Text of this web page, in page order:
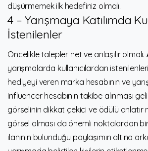
düşürmemek ilk hedefiniz olmalı.
4 – Yarışmaya Katılımda
İstenilenler
Öncelikle talepler net ve anlaşılır olmalı.
yarışmalarda kullanıcılardan
hediyeyi veren marka hesabının ve
Influencer hesabının takibe alınması
görselinin dikkat çekici ve ödülü anlatır
görsel olması da önemli noktalardan
ilanının bulunduğu paylaşımın altına